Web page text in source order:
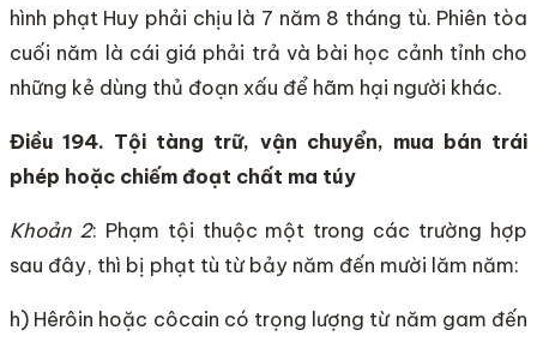
hình phạt Huy phải chịu là 7 năm 8 tháng tù. Phiên tòa
cuối năm là cái giá phải trả và bài học cảnh tỉnh cho
những kẻ dùng thủ đoạn xấu để hãm hại người khác.
Điều 194. Tội tàng trữ, vận chuyển, mua bán trái
phép hoặc chiếm đoạt chất ma túy
Khoản 2: Phạm tội thuộc một trong các trường hợp
sau đây, thì bị phạt tù từ bảy năm đến mười lăm năm:
h) Hêrôin hoặc côcain có trọng lượng từ năm gam đến